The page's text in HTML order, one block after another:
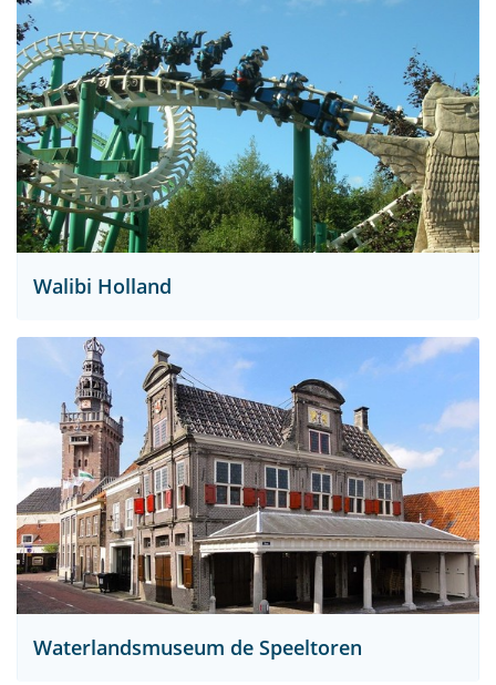
Walibi Holland
Waterlandsmuseum de Speeltoren